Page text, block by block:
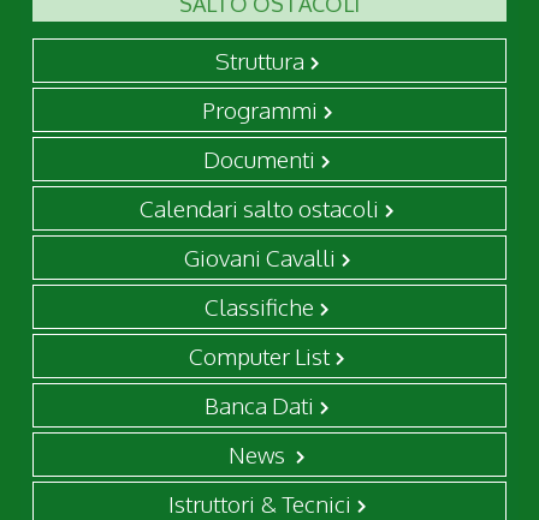
Struttura
Programmi
Documenti
Calendari salto ostacoli
Giovani Cavalli
Classifiche
Computer List
Banca Dati
News
Istruttori & Tecnici